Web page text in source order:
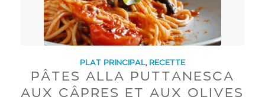
PLAT PRINCIPAL, RECETTE
PÂTES ALLA PUTTANESCA
AUX CÂPRES ET AUX OLIVES